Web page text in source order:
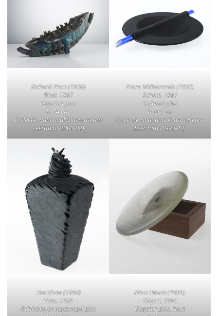
Richard Price (1960)
Boot, 1987
Gegoten glas
h. 74 cm.
Collectie Nationaal Glasmuseum
Leerdam (2006-02)
Frans Willebrands (1953)
Schaal, 1986
Gefused glas
h. 60 cm.
Collectie Nationaal Glasmuseum
Leerdam (1993-12)
Tim Shaw (1960)
Vaas, 1985
Geblazen en ingezaagd glas
Mica Okuna (1966)
Object, 1994
Gegoten glas, hout